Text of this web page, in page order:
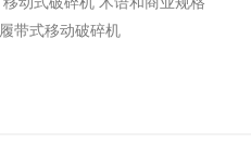
带式移动破碎机